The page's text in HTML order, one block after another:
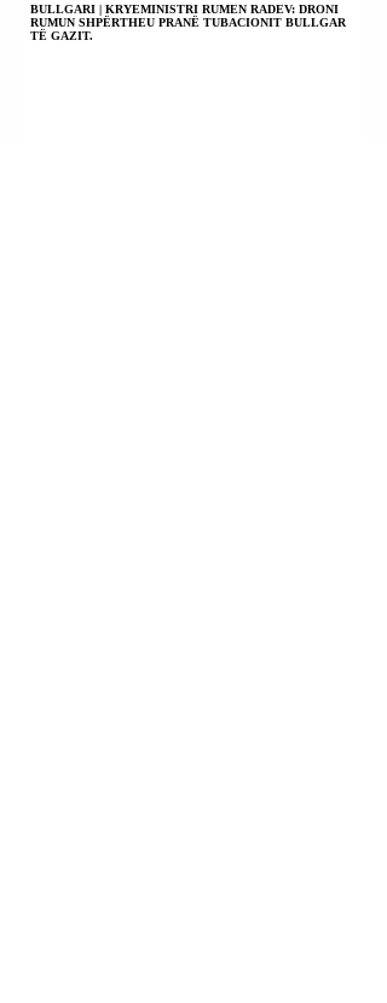
BULLGARI | KRYEMINISTRI RUMEN RADEV: DRONI
RUMUN SHPËRTHEU PRANË TUBACIONIT BULLGAR
TË GAZIT.